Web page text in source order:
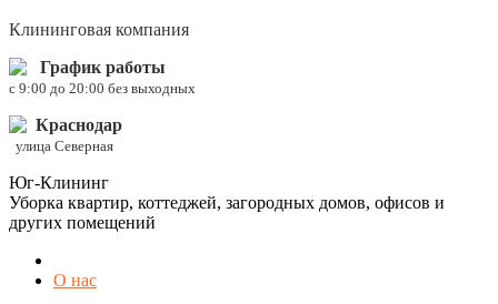
Клининговая компания
График работы
c 9:00 до 20:00 без выходных
Краснодар
улица Северная
Юг-Клининг
Уборка квартир, коттеджей, загородных домов, офисов и
других помещений
О нас